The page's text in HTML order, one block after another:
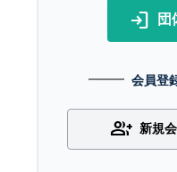
login 団
会員登
group_add 新規